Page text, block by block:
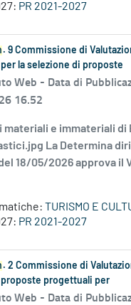
PR 2021-2027
. 9 Commissione di
la selezione di proposte
Web - Data di
16.52
e immateriali di
La Determina
18/05/2026 approva il
TURISMO E
PR 2021-2027
. 2 Commissione di
proposte progettuali per
Web - Data di